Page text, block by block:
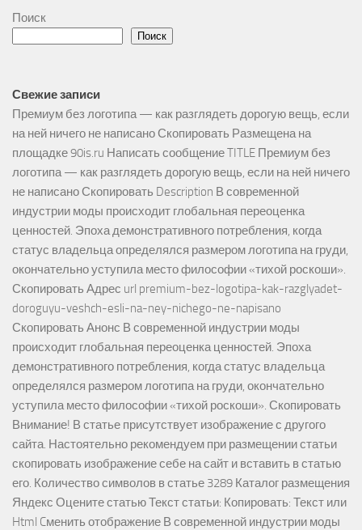
Поиск
Поиск
Свежие записи
Премиум без логотипа — как разглядеть дорогую вещь, если
на ней ничего не написано Скопировать Размещена на
площадке 90is.ru Написать сообщение TITLE Премиум без
логотипа — как разглядеть дорогую вещь, если на ней ничего
не написано Скопировать Description В современной
индустрии моды происходит глобальная переоценка
ценностей. Эпоха демонстративного потребления, когда
статус владельца определялся размером логотипа на груди,
окончательно уступила место философии «тихой роскоши».
Скопировать Адрес url premium-bez-logotipa-kak-razglyadet-
doroguyu-veshch-esli-na-ney-nichego-ne-napisano
Скопировать Анонс В современной индустрии моды
происходит глобальная переоценка ценностей. Эпоха
демонстративного потребления, когда статус владельца
определялся размером логотипа на груди, окончательно
уступила место философии «тихой роскоши». Скопировать
Внимание! В статье присутствует изображение с другого
сайта. Настоятельно рекомендуем при размещении статьи
скопировать изображение себе на сайт и вставить в статью
его. Количество символов в статье 3289 Каталог размещения
Яндекс Оцените статью Текст статьи: Копировать: Текст или
Html Cменить отображение В современной индустрии моды